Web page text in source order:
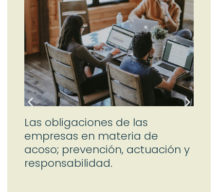
Las obligaciones de las
empresas en materia de
acoso; prevención, actuación y
responsabilidad.